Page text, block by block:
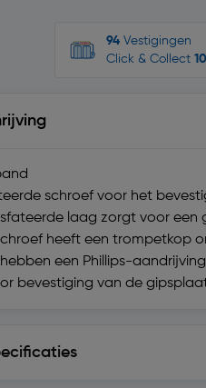
94 Vestigingen
Click & Collect
schroef voor het
laag zorgt voor
heeft een trompetkop
een Phillips-
bevestiging van de